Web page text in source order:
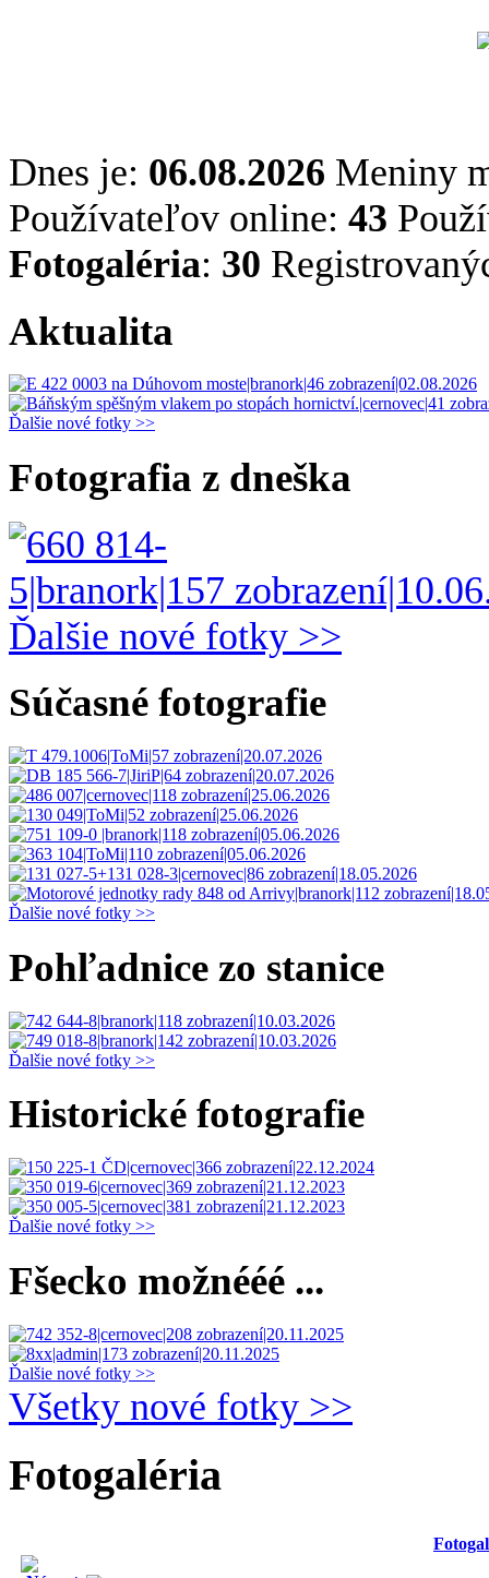
Dnes je: 06.08.2026 Meniny
Používateľov online: 43
Fotogaléria: 30
Aktualita
Ďalšie nové fotky >>
Fotografia z dneška
Ďalšie nové fotky >>
Súčasné fotografie
Ďalšie nové fotky >>
Pohľadnice zo stanice
Ďalšie nové fotky >>
Historické fotografie
Ďalšie nové fotky >>
Fšecko možnééé ...
Ďalšie nové fotky >>
Všetky nové fotky >>
Fotogaléria